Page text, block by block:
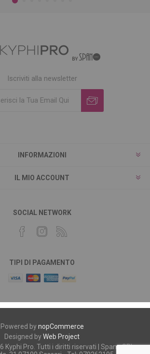
Iscriviti alla newsletter
INFORMAZIONI
IL MIO ACCOUNT
SOCIAL NETWORK
TIPI DI PAGAMENTO
Powered bynopCommerce
Designed byWeb Project
Kyphi Pro. Tutti i diritti riservati | Spano SRL